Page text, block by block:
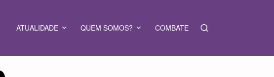
ATUALIDADE QUEM SOMOS? COMBATE